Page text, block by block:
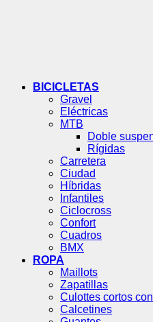
BICICLETAS
Gravel
Eléctricas
MTB
Doble
Rígidas
Carretera
Ciudad
Híbridas
Infantiles
Ciclocross
Confort
Cuadros
BMX
ROPA
Maillots
Zapatillas
Culottes cortos
Calcetines